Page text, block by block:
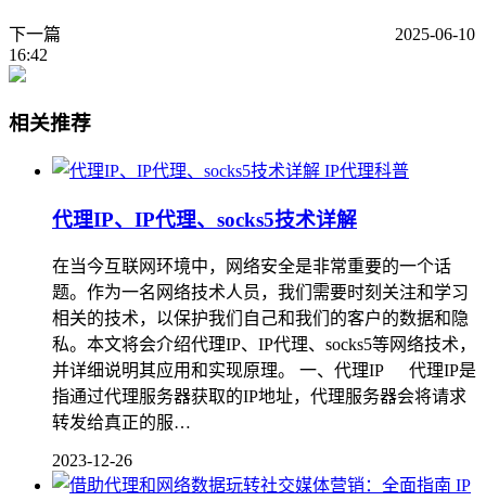
下一篇
2025-06-10
16:42
相关推荐
IP代理科普
代理IP、IP代理、socks5技术详解
在当今互联网环境中，网络安全是非常重要的一个话
题。作为一名网络技术人员，我们需要时刻关注和学习
相关的技术，以保护我们自己和我们的客户的数据和隐
私。本文将会介绍代理IP、IP代理、socks5等网络技术，
并详细说明其应用和实现原理。 一、代理IP 代理IP是
指通过代理服务器获取的IP地址，代理服务器会将请求
转发给真正的服…
2023-12-26
IP